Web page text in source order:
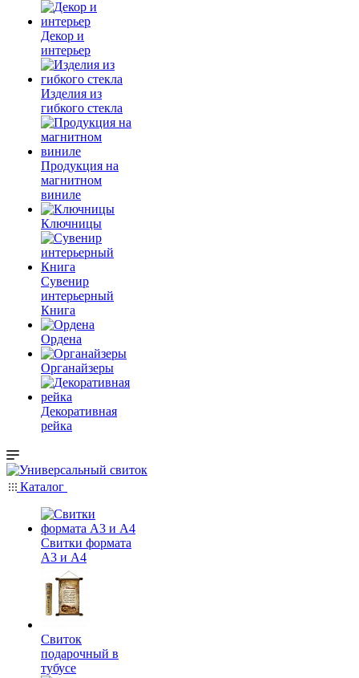
Декор и
интерьер
Изделия из
гибкого стекла
Продукция на
магнитном
виниле
Ключницы
Сувенир
интерьерный
Книга
Ордена
Органайзеры
Декоративная
рейка
Каталог
Свитки формата
А3 и А4
Свиток
подарочный в
тубусе